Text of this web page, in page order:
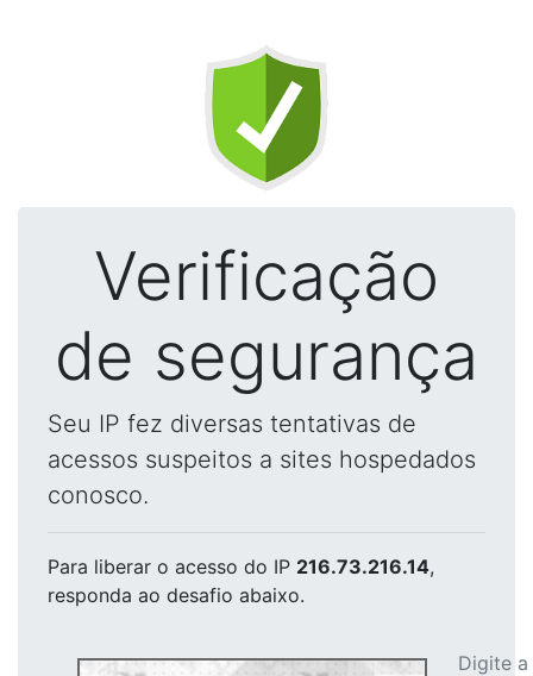
Verificação
de segurança
Seu IP fez diversas tentativas de
acessos suspeitos a sites hospedados
conosco.
Para liberar o acesso do IP 216.73.216.14,
responda ao desafio abaixo.
Digite